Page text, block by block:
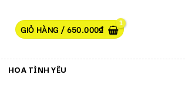
GIỎ HÀNG / 650.000₫
HOA TÌNH YÊU